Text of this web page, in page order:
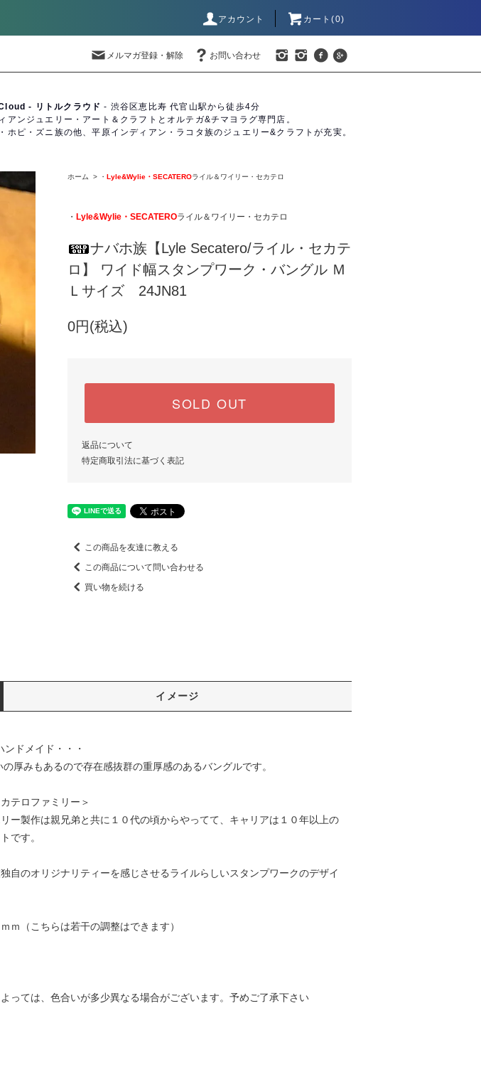
アカウント カート(0)
メルマガ登録・解除 お問い合わせ
- リトルクラウド - 渋谷区恵比寿 代官山駅から徒歩4分
アンジュエリー・アート＆クラフトとオルテガ&チマヨラグ専門店。
ホピ・ズニ族の他、平原インディアン・ラコタ族のジュエリー&クラフトが充実。
ホーム > ・ Lyle&Wylie・SECATEROライル＆ワイリー・セカテロ
・ Lyle&Wylie・SECATEROライル＆ワイリー・セカテロ
ナバホ族【Lyle Secatero/ライル・セカテ
ロ】 ワイド幅スタンプワーク・バングル Ｍ
Ｌサイズ 24JN81
0円(税込)
SOLD OUT
返品について
特定商取引法に基づく表記
この商品を友達に教える
この商品について問い合わせる
買い物を続ける
イメージ
ドメイド・・・
厚みもあるので存在感抜群の重厚感のあるバングルです。
テロファミリー＞
ー製作は親兄弟と共に１０代の頃からやってて、キャリアは１０年以上の
です。
自のオリジナリティーを感じさせるライルらしいスタンプワークのデザイ
（こちらは若干の調整はできます）
っては、色合いが多少異なる場合がございます。予めご了承下さい